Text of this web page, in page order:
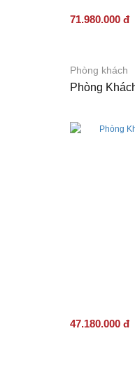
71.980.000 đ
Phòng khách
Phòng
47.180.000 đ